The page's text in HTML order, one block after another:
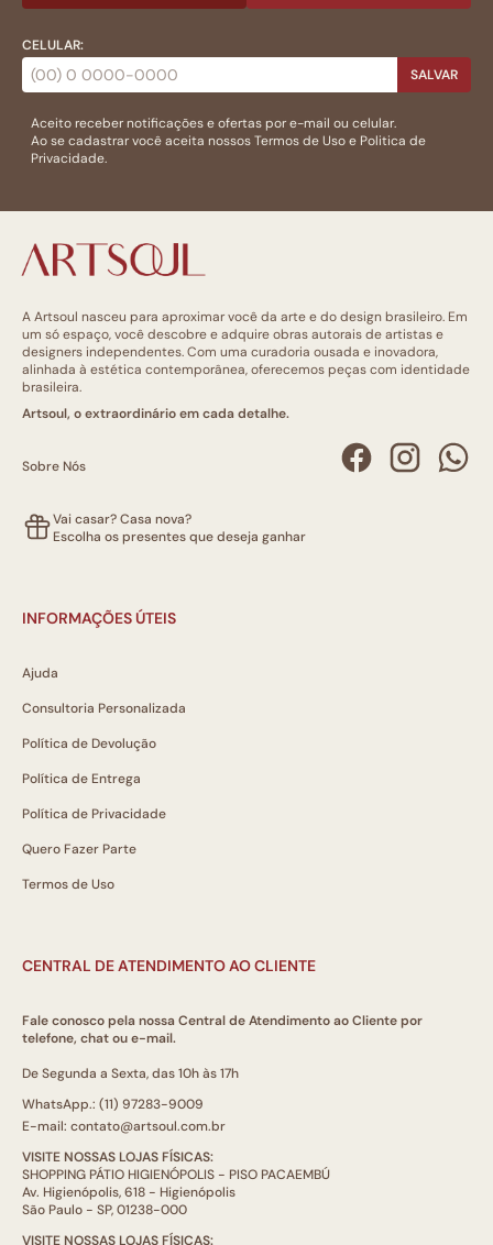
CELULAR:
SALVAR
Aceito receber notificações e ofertas por e-mail ou celular.
Ao se cadastrar você aceita nossosTermos de Usoe Politica de
Privacidade.
A Artsoul nasceu para aproximar você da arte e do design brasileiro. Em
um só espaço, você descobre e adquire obras autorais de artistas e
designers independentes. Com uma curadoria ousada e inovadora,
alinhada à estética contemporânea, oferecemos peças com identidade
brasileira.
Artsoul, o extraordinário em cada detalhe.
Sobre Nós
Vai casar? Casa nova?
Escolha os presentes que deseja ganhar
INFORMAÇÕES ÚTEIS
Ajuda
Consultoria Personalizada
Política de Devolução
Política de Entrega
Política de Privacidade
Quero Fazer Parte
Termos de Uso
CENTRAL DE ATENDIMENTO AO CLIENTE
Fale conosco pela nossa Central de Atendimento ao Cliente por
telefone, chat ou e-mail.
De Segunda a Sexta, das 10h às 17h
WhatsApp.: (11) 97283-9009
E-mail: contato@artsoul.com.br
VISITE NOSSAS LOJAS FÍSICAS:
SHOPPING PÁTIO HIGIENÓPOLIS - PISO PACAEMBÚ
Av. Higienópolis, 618 - Higienópolis
São Paulo - SP, 01238-000
VISITE NOSSAS LOJAS FÍSICAS: